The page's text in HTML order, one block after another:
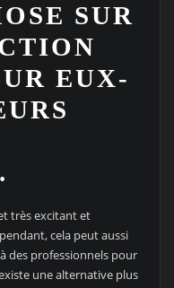
SUR
EUX-
très excitant et
cela peut aussi
des professionnels pour
une alternative plus